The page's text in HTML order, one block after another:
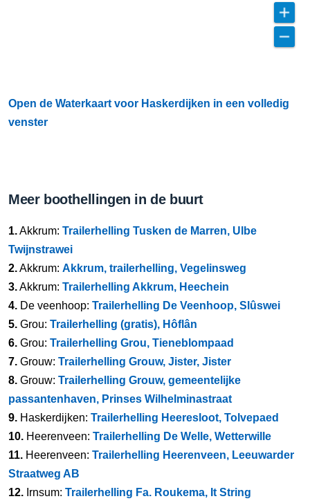
Open de Waterkaart voor Haskerdijken in een volledig
venster
Meer boothellingen in de buurt
1.Akkrum: Trailerhelling Tusken de Marren, Ulbe
Twijnstrawei
2.Akkrum: Akkrum, trailerhelling, Vegelinsweg
3.Akkrum: Trailerhelling Akkrum, Heechein
4. De veenhoop: Trailerhelling De Veenhoop, Slûswei
5. Grou: Trailerhelling (gratis), Hôflân
6. Grou: Trailerhelling Grou, Tieneblompaad
7. Grouw: Trailerhelling Grouw, Jister, Jister
8. Grouw: Trailerhelling Grouw, gemeentelijke
passantenhaven, Prinses Wilhelminastraat
9. Haskerdijken: Trailerhelling Heeresloot, Tolvepaed
10. Heerenveen: Trailerhelling De Welle, Wetterwille
11. Heerenveen: Trailerhelling Heerenveen, Leeuwarder
Straatweg AB
12. Irnsum: Trailerhelling Fa. Roukema, It String